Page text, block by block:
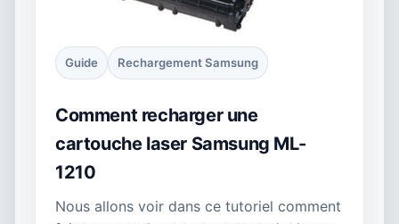
Guide Rechargement Samsung
Comment recharger une
cartouche laser Samsung ML-
1210
Nous allons voir dans ce tutoriel comment